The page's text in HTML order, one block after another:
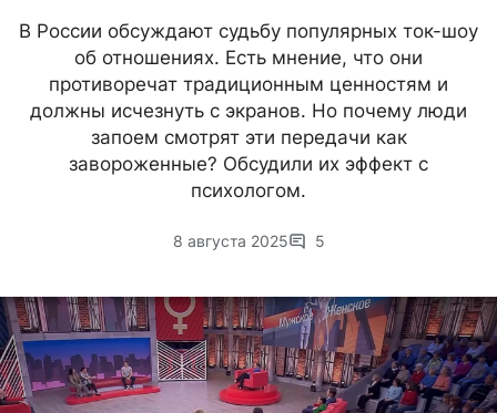
В России обсуждают судьбу популярных ток-шоу
об отношениях. Есть мнение, что они
противоречат традиционным ценностям и
должны исчезнуть с экранов. Но почему люди
запоем смотрят эти передачи как
завороженные? Обсудили их эффект с
психологом.
8 августа 2025 5